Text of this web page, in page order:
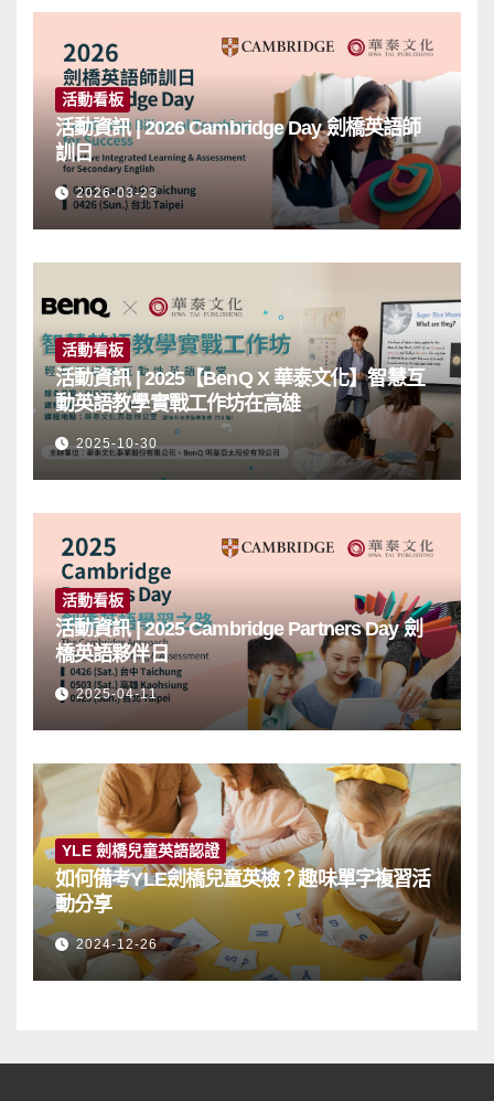
活動看板
活動資訊 | 2026 Cambridge Day 劍橋英語師
訓日
2026-03-23
活動看板
活動資訊 | 2025【BenQ X 華泰文化】智慧互
動英語教學實戰工作坊在高雄
2025-10-30
活動看板
活動資訊 | 2025 Cambridge Partners Day 劍
橋英語夥伴日
2025-04-11
YLE 劍橋兒童英語認證
如何備考YLE劍橋兒童英檢？趣味單字複習活
動分享
2024-12-26